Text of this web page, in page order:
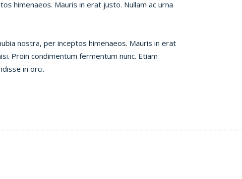
himenaeos. Mauris in erat justo. Nullam ac urna
nostra, per inceptos himenaeos. Mauris in erat
Proin condimentum fermentum nunc. Etiam
in orci.